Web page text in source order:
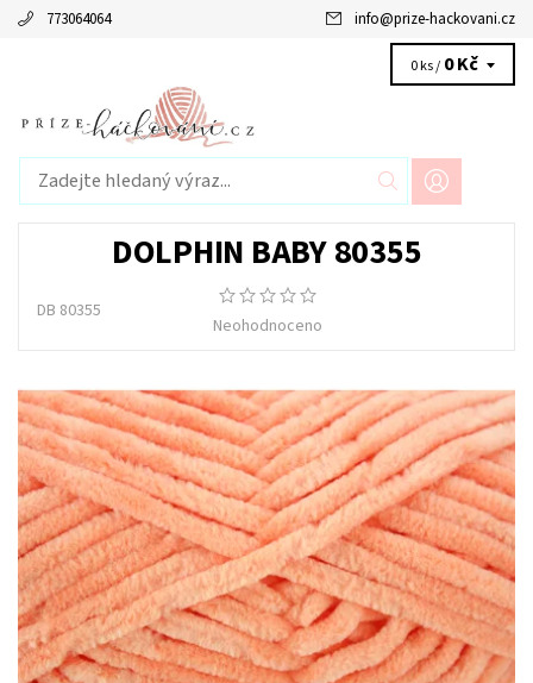
773064064 info@prize-hackovani.cz
0 ks / 0 Kč
DOLPHIN BABY 80355
DB 80355
Neohodnoceno